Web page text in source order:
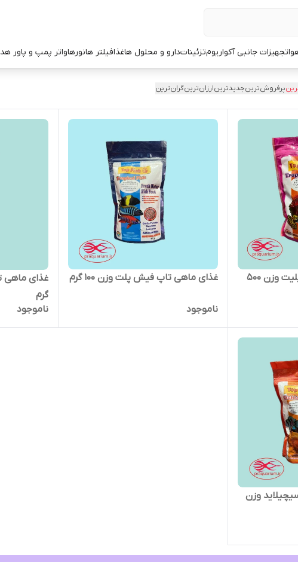
تجهیزات جانبی آکواریومتزئیناتدارو و محلول هاغذافیلتر هانورهاواتر پمپ و پاور هد
پرفروش‌ترینجدیدترینارزان‌ترینگران‌ترین
غذای ماهی تاپ فیش پلیت وزن 500
غذای ماهی تاپ فیش پلت وزن 100 گرم
ناموجود
گرم
ناموجود
وزن